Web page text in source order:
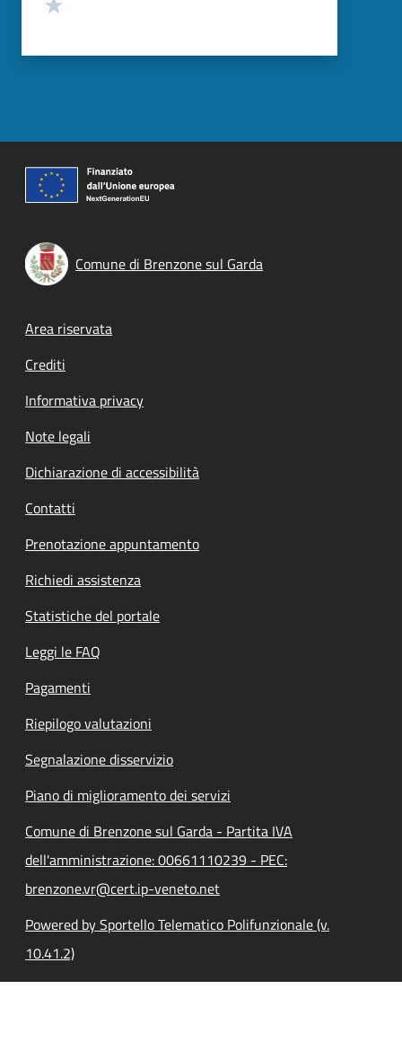
Comune di Brenzone sul Garda
Footer menu
Area riservata
Crediti
Informativa privacy
Note legali
Dichiarazione di accessibilità
Contatti
Prenotazione appuntamento
Richiedi assistenza
Statistiche del portale
Leggi le FAQ
Pagamenti
Riepilogo valutazioni
Segnalazione disservizio
Piano di miglioramento dei servizi
Comune di Brenzone sul Garda - Partita IVA
dell'amministrazione: 00661110239 - PEC:
brenzone.vr@cert.ip-veneto.net
Powered by Sportello Telematico Polifunzionale (v.
10.41.2)